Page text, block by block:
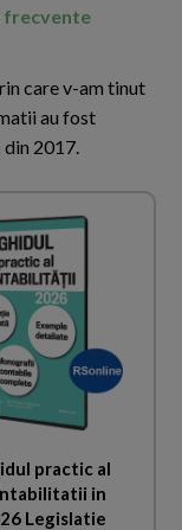
frecvente
care v-am tinut
au fost
2017.
practic al
in
Legislatie